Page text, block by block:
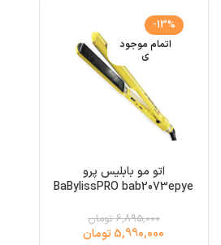
-13%
اتمام موجود
ی
اتو مو بابلیس پرو
BaBylissPRO bab2073epye
6,895,000 تومان
5,990,000 تومان